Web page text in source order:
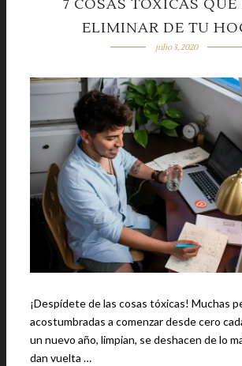
7 COSAS TÓXICAS QUE
ELIMINAR DE TU
julio 3, 2020
¡Despídete de las cosas tóxicas! Muchas personas están
acostumbradas a comenzar desde cero
un nuevo año, limpian, se deshacen de lo
dan vuelta …